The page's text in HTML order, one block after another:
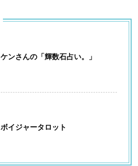
ケンさんの「輝数石占い。」
ボイジャータロット